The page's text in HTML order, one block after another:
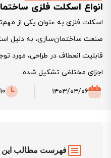
انواع اسکلت فلزی
اسکلت فلزی به عنوان یکی از
صنعت ساختمان‌سازی، به دلیل
قابلیت انعطاف در طراحی، مورد
اجزای مختلفی تشکیل شده…
۱۴۰۳/۰۴/۰۶
10 دقیقه
فهرست مطالب این